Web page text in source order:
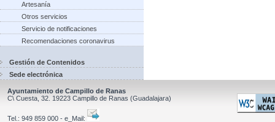
Artesanía
Otros servicios
Servicio de notificaciones
Recomendaciones coronavirus
Gestión de Contenidos
Sede electrónica
Ayuntamiento de Campillo de Ranas
C\ Cuesta, 32. 19223 Campillo de Ranas (Guadalajara)
Tel.: 949 859 000 - e_Mail: